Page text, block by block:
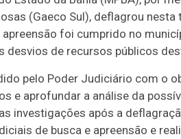
(Gaeco Sul), deflagrou
foi cumprido no
desvios de recursos públicos
pelo Poder Judiciário com o
e aprofundar a análise da
investigações após a
de busca e apreensão e